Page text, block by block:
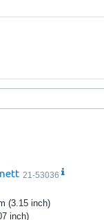
21-53036
(3.15 inch)
inch)